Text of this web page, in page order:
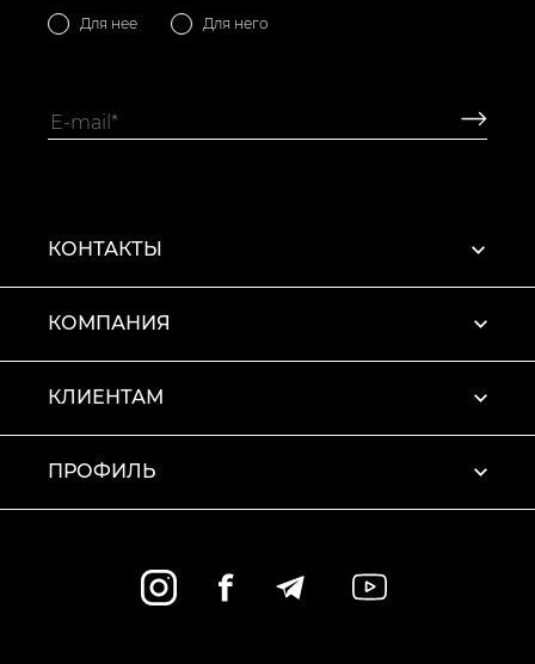
Для нее Для него
КОНТАКТЫ
КОМПАНИЯ
КЛИЕНТАМ
ПРОФИЛЬ